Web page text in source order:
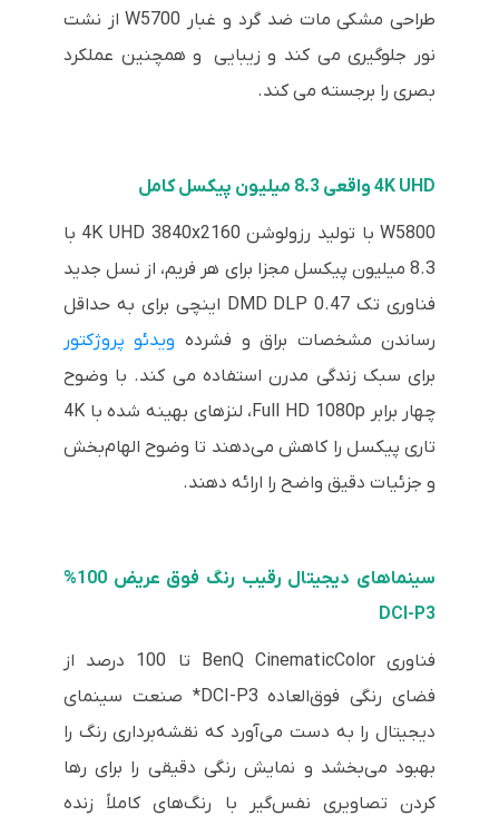
طراحی مشکی مات ضد گرد و غبار W5700 از نشت
نور جلوگیری می کند و زیبایی و همچنین عملکرد
بصری را برجسته می کند.
4K UHD واقعی 8.3 میلیون پیکسل کامل
W5800 با تولید رزولوشن 4K UHD 3840x2160 با
8.3 میلیون پیکسل مجزا برای هر فریم، از نسل جدید
فناوری تک DMD DLP 0.47 اینچی برای به حداقل
رساندن مشخصات براق و فشرده ویدئو پروژکتور
برای سبک زندگی مدرن استفاده می کند. با وضوح
چهار برابر Full HD 1080p، لنزهای بهینه شده با 4K
تاری پیکسل را کاهش می‌دهند تا وضوح الهام‌بخش
و جزئیات دقیق واضح را ارائه دهند.
سینماهای دیجیتال رقیب رنگ فوق عریض 100%
DCI-P3
فناوری BenQ CinematicColor تا 100 درصد از
فضای رنگی فوق‌العاده DCI-P3* صنعت سینمای
دیجیتال را به دست می‌آورد که نقشه‌برداری رنگ را
بهبود می‌بخشد و نمایش رنگی دقیقی را برای رها
کردن تصاویری نفس‌گیر با رنگ‌های کاملاً زنده